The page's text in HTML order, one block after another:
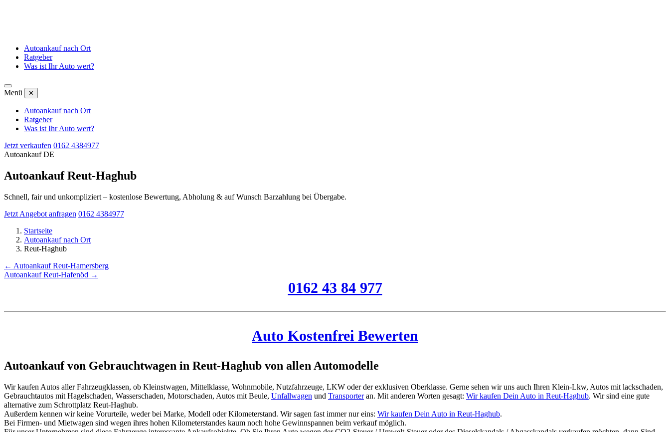
Autoankauf nach Ort
Ratgeber
Was ist Ihr Auto wert?
Menü ✕
Autoankauf nach Ort
Ratgeber
Was ist Ihr Auto wert?
Jetzt verkaufen 0162 4384977
Autoankauf DE
Autoankauf Reut-Haghub
Schnell, fair und unkompliziert – kostenlose Bewertung, Abholung & auf Wunsch Barzahlung bei Übergabe.
Jetzt Angebot anfragen 0162 4384977
Startseite
Autoankauf nach Ort
Reut-Haghub
← Autoankauf Reut-Hamersberg
Autoankauf Reut-Hafenöd →
0162 43 84 977
Auto Kostenfrei Bewerten
Autoankauf von Gebrauchtwagen in Reut-Haghub von allen Automodelle
Wir kaufen Autos aller Fahrzeugklassen, ob Kleinstwagen, Mittelklasse, Wohnmobile, Nutzfahrzeuge, LKW oder der exklusiven Oberklasse. Gerne sehen wir uns auch Ihren Klein-Lkw, Autos mit lackschaden,
Gebrauchtautos mit Hagelschaden, Wasserschaden, Motorschaden, Autos mit Beule, Unfallwagen und Transporteran. Mit anderen Worten gesagt: Wir kaufen Dein Auto in Reut-Haghub. Wir sind eine gute
alternative zum Schrottplatz Reut-Haghub.
Außerdem kennen wir keine Vorurteile, weder bei Marke, Modell oder Kilometerstand. Wir sagen fast immer nur eins: Wir kaufen Dein Auto in Reut-Haghub.
Bei Firmen- und Mietwagen sind wegen ihres hohen Kilometerstandes kaum noch hohe Gewinnspannen beim verkauf möglich.